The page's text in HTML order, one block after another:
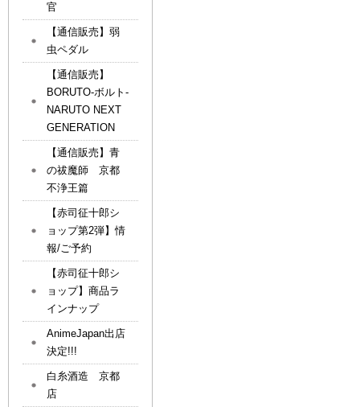
官
【通信販売】弱
虫ペダル
【通信販売】
BORUTO-ボルト-
NARUTO NEXT
GENERATION
【通信販売】青
の祓魔師 京都
不浄王篇
【赤司征十郎シ
ョップ第2弾】情
報/ご予約
【赤司征十郎シ
ョップ】商品ラ
インナップ
AnimeJapan出店
決定!!!
白糸酒造 京都
店